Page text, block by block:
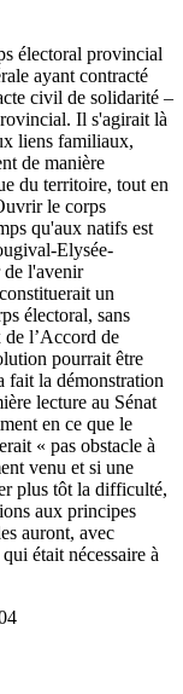
électoral provincial
ayant contracté
civil de solidarité –
Il s'agirait là
liens familiaux,
de manière
du territoire, tout en
le corps
qu'aux natifs est
Elysée-
de l'avenir
un
électoral, sans
de l’Accord de
pourrait être
fait la démonstration
lecture au Sénat
en ce que le
« pas obstacle à
venu et si une
plus tôt la difficulté,
aux principes
auront, avec
était nécessaire à